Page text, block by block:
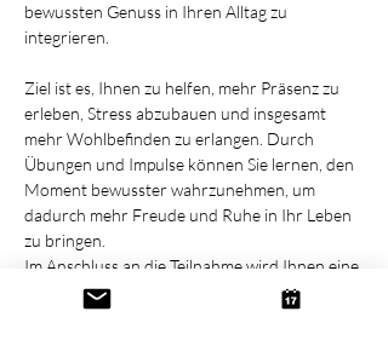
bewussten Genuss in Ihren Alltag zu
integrieren.
Ziel ist es, Ihnen zu helfen, mehr Präsenz zu
erleben, Stress abzubauen und insgesamt
mehr Wohlbefinden zu erlangen. Durch
Übungen und Impulse können Sie lernen, den
Moment bewusster wahrzunehmen, um
dadurch mehr Freude und Ruhe in Ihr Leben
zu bringen.
Im Anschluss an die Teilnahme wird Ihnen eine
Meditation als Audiodatei  zur Verfügung
gestellt, die den Aufbau einer Achtsamen